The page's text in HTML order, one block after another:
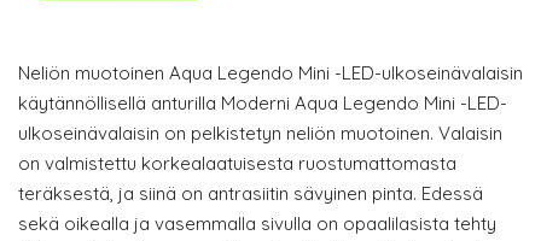
Neliön muotoinen Aqua Legendo Mini -LED-ulkoseinävalaisin
käytännöllisellä anturilla Moderni Aqua Legendo Mini -LED-
ulkoseinävalaisin on pelkistetyn neliön muotoinen. Valaisin
on valmistettu korkealaatuisesta ruostumattomasta
teräksestä, ja siinä on antrasiitin sävyinen pinta. Edessä
sekä oikealla ja vasemmalla sivulla on opaalilasista tehty